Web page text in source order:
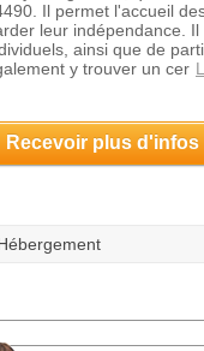
Il permet l'accueil
leur indépendance.
ainsi que de
y trouver un cer
Recevoir plus d'infos